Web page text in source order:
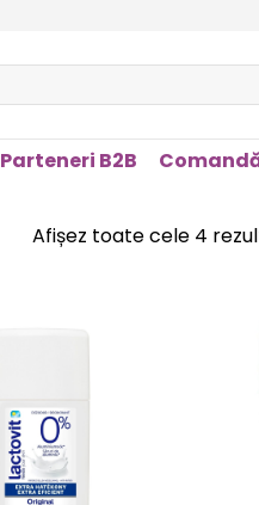
Parteneri B2B
Afișez toate cele 4